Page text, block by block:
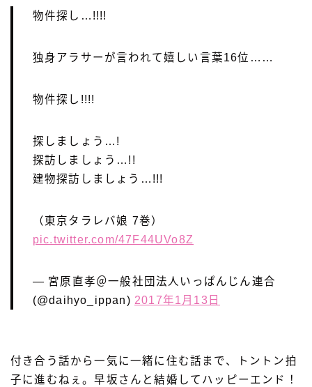
物件探し…!!!!
独身アラサーが言われて嬉しい言葉16位……
物件探し!!!!
探しましょう…!
探訪しましょう…!!
建物探訪しましょう…!!!
（東京タラレバ娘 7巻）
pic.twitter.com/47F44UVo8Z
— 宮原直孝＠一般社団法人いっぱんじん連合
(@daihyo_ippan) 2017年1月13日
付き合う話から一気に一緒に住む話まで、トントン拍
子に進むねぇ。早坂さんと結婚してハッピーエンド！